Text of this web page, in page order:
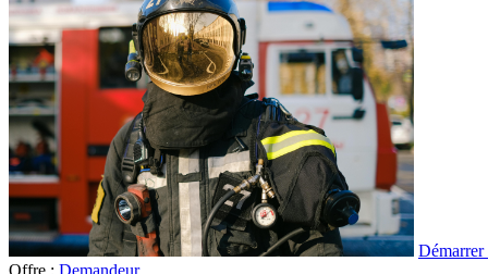
Démarrer
Offre : Demandeur